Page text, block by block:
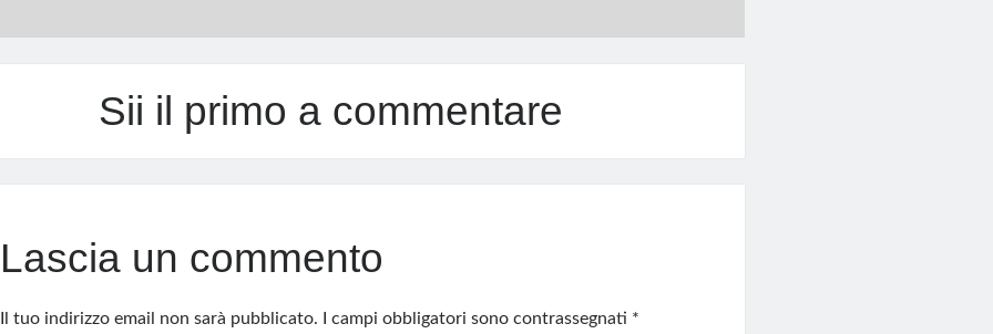
Sii il primo a commentare
Lascia un commento
Il tuo indirizzo email non sarà pubblicato. I campi obbligatori sono contrassegnati *